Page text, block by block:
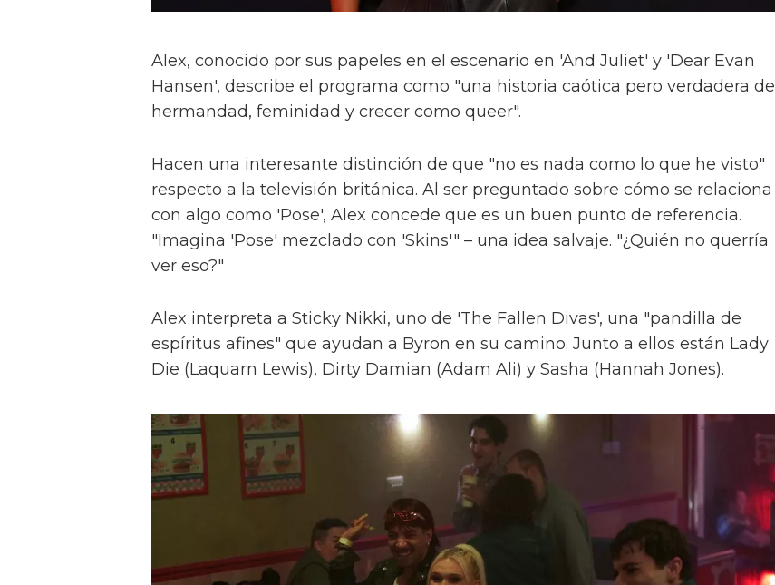
Alex, conocido por sus papeles en el escenario en 'And Juliet' y 'Dear Evan
Hansen', describe el programa como "una historia caótica pero verdadera de
hermandad, feminidad y crecer como queer".
Hacen una interesante distinción de que "no es nada como lo que he visto"
respecto a la televisión británica. Al ser preguntado sobre cómo se relaciona
con algo como 'Pose', Alex concede que es un buen punto de referencia.
"Imagina 'Pose' mezclado con 'Skins'" – una idea salvaje. "¿Quién no querría
ver eso?"
Alex interpreta a Sticky Nikki, uno de 'The Fallen Divas', una "pandilla de
espíritus afines" que ayudan a Byron en su camino. Junto a ellos están Lady
Die (Laquarn Lewis), Dirty Damian (Adam Ali) y Sasha (Hannah Jones).